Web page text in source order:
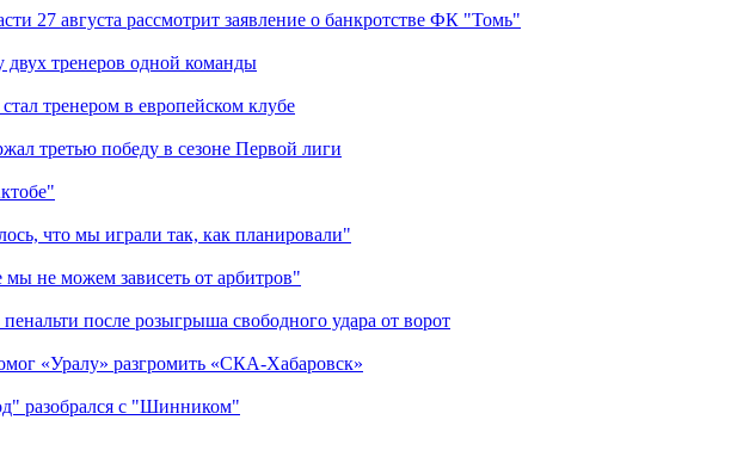
27 августа рассмотрит заявление о банкротстве ФК "Томь"
двух тренеров одной команды
тренером в европейском клубе
третью победу в сезоне Первой лиги
что мы играли так, как планировали"
не можем зависеть от арбитров"
после розыгрыша свободного удара от ворот
«Уралу» разгромить «СКА-Хабаровск»
разобрался с "Шинником"